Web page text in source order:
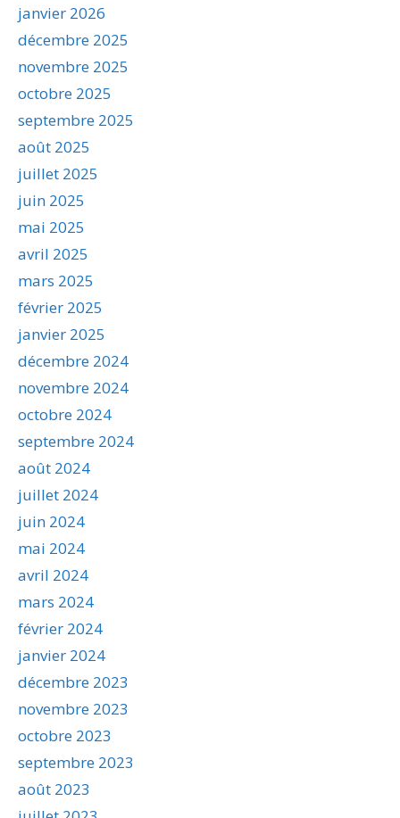
janvier 2026
décembre 2025
novembre 2025
octobre 2025
septembre 2025
août 2025
juillet 2025
juin 2025
mai 2025
avril 2025
mars 2025
février 2025
janvier 2025
décembre 2024
novembre 2024
octobre 2024
septembre 2024
août 2024
juillet 2024
juin 2024
mai 2024
avril 2024
mars 2024
février 2024
janvier 2024
décembre 2023
novembre 2023
octobre 2023
septembre 2023
août 2023